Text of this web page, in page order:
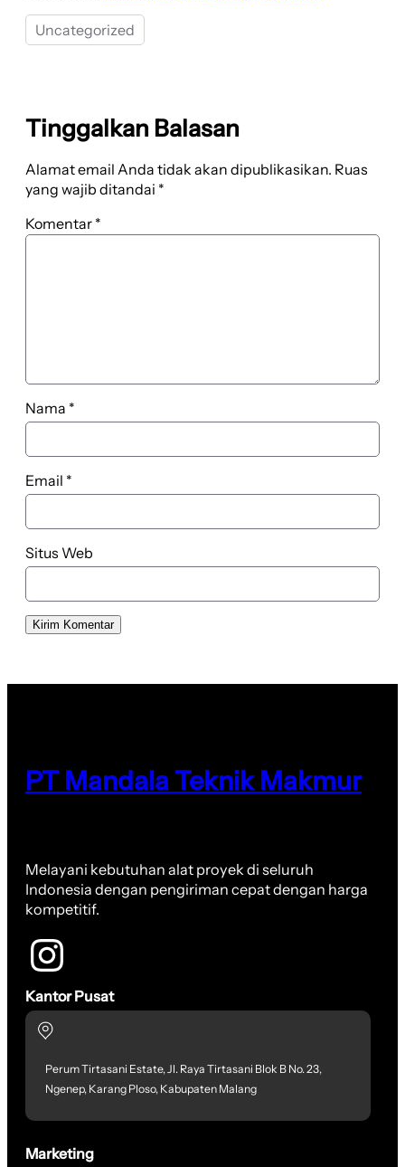
Uncategorized
Tinggalkan Balasan
Alamat email Anda tidak akan dipublikasikan. Ruas
yang wajib ditandai *
Komentar *
Nama *
Email *
Situs Web
PT Mandala Teknik Makmur
Melayani kebutuhan alat proyek di seluruh
Indonesia dengan pengiriman cepat dengan harga
kompetitif.
Kantor Pusat
Perum Tirtasani Estate, Jl. Raya Tirtasani Blok B No. 23,
Ngenep, Karang Ploso, Kabupaten Malang
Marketing